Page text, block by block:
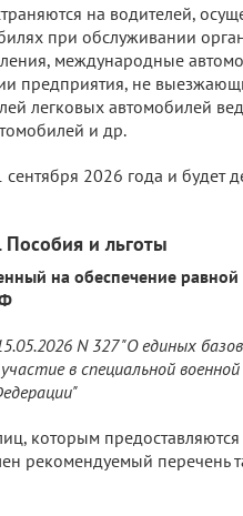
на водителей,
при обслуживании
международные
предприятия, не
легковых автомобилей
и др.
сентября 2026 года и будет
Пособия и льготы
на обеспечение
N 327 "О единых
в специальной
которым
рекомендуемый перечень